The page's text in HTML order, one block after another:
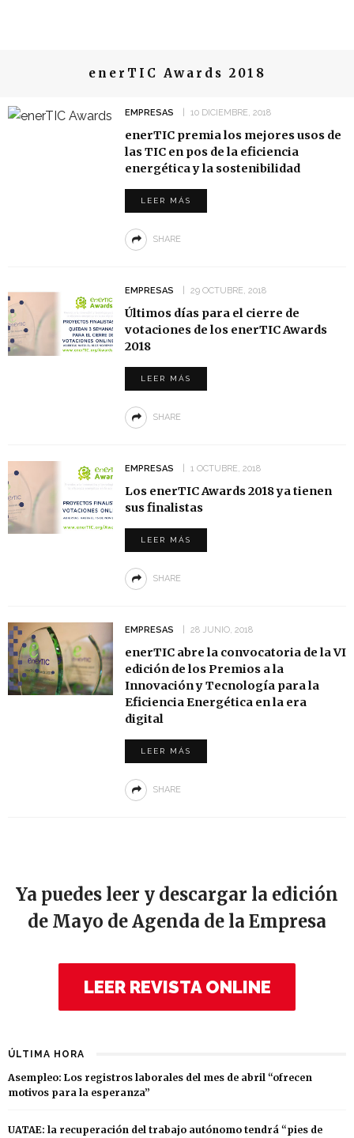
enerTIC Awards 2018
EMPRESAS 10 DICIEMBRE, 2018
enerTIC premia los mejores usos de
las TIC en pos de la eficiencia
energética y la sostenibilidad
LEER MÁS
SHARE
EMPRESAS 29 OCTUBRE, 2018
Últimos días para el cierre de
votaciones de los enerTIC Awards
2018
LEER MÁS
SHARE
EMPRESAS 1 OCTUBRE, 2018
Los enerTIC Awards 2018 ya tienen
sus finalistas
LEER MÁS
SHARE
EMPRESAS 28 JUNIO, 2018
enerTIC abre la convocatoria de la VI
edición de los Premios a la
Innovación y Tecnología para la
Eficiencia Energética en la era
digital
LEER MÁS
SHARE
Ya puedes leer y descargar la edición
de Mayo de Agenda de la Empresa
LEER REVISTA ONLINE
ÚLTIMA HORA
Asempleo: Los registros laborales del mes de abril “ofrecen
motivos para la esperanza”
UATAE: la recuperación del trabajo autónomo tendrá “pies de